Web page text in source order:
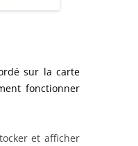
sur la carte
fonctionner
et afficher